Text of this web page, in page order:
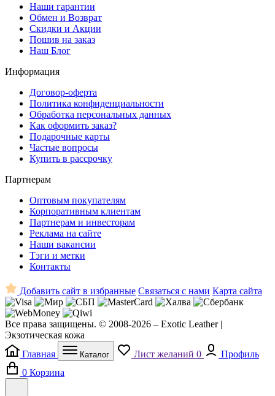
Наши гарантии
Обмен и Возврат
Скидки и Акции
Пошив на заказ
Наш Блог
Информация
Договор-оферта
Политика конфиденциальности
Обработка персональных данных
Как оформить заказ?
Подарочные карты
Частые вопросы
Купить в рассрочку
Партнерам
Оптовым покупателям
Корпоративным клиентам
Партнерам и инвесторам
Реклама на сайте
Наши вакансии
Тэги и метки
Контакты
Добавить сайт в избранные Связаться с нами Карта сайта
Все права защищены. © 2008-2026 – Exotic Leather |
Экзотическая кожа
Главная
Каталог Лист желаний 0
Профиль
0 Корзина